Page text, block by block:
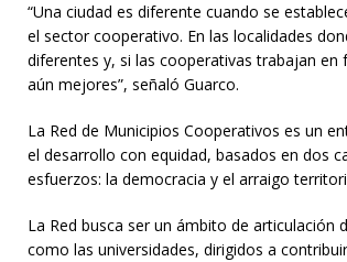
“Una ciudad es diferente cuando se
el sector cooperativo. En las localidades
diferentes y, si las cooperativas trabajan
aún mejores”, señaló Guarco.
La Red de Municipios Cooperativos es un
el desarrollo con equidad, basados en dos
esfuerzos: la democracia y el arraigo
La Red busca ser un ámbito de
como las universidades, dirigidos a